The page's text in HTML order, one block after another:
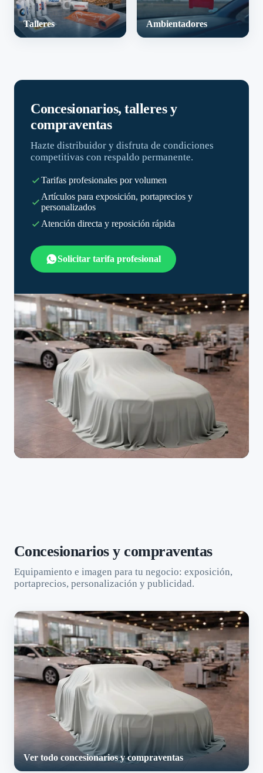
Talleres Ambientadores
Concesionarios, talleres y
compraventas
Hazte distribuidor y disfruta de condiciones
competitivas con respaldo permanente.
Tarifas profesionales por volumen
Artículos para exposición, portaprecios y
personalizados
Atención directa y reposición rápida
Solicitar tarifa profesional
Concesionarios y compraventas
Equipamiento e imagen para tu negocio: exposición,
portaprecios, personalización y publicidad.
Ver todo concesionarios y compraventas